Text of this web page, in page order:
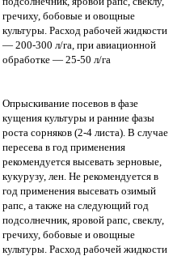
гречиху, бобовые и овощные
культуры. Расход рабочей жидкости
— 200-300 л/га, при авиационной
обработке — 25-50 л/га
Опрыскивание посевов в фазе
кущения культуры и ранние фазы
роста сорняков (2-4 листа). В случае
пересева в год применения
рекомендуется высевать зерновые,
кукурузу, лен. Не рекомендуется в
год применения высевать озимый
рапс, а также на следующий год
подсолнечник, яровой рапс, свеклу,
гречиху, бобовые и овощные
культуры. Расход рабочей жидкости